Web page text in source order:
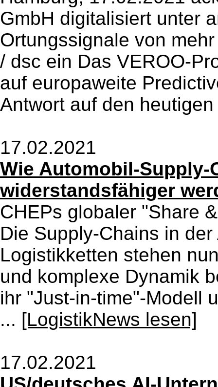
GmbH digitalisiert unter
Ortungssignale von
/ dsc ein Das VEROO-
auf europaweite
Antwort auf den
17.02.2021
Wie Automobil-
widerstandsfähiger
CHEPs globaler "Share
Die Supply-Chains in
Logistikketten stehen
und komplexe Dynamik
ihr "Just-in-time"-Modell
... [LogistikNews lesen]
17.02.2021